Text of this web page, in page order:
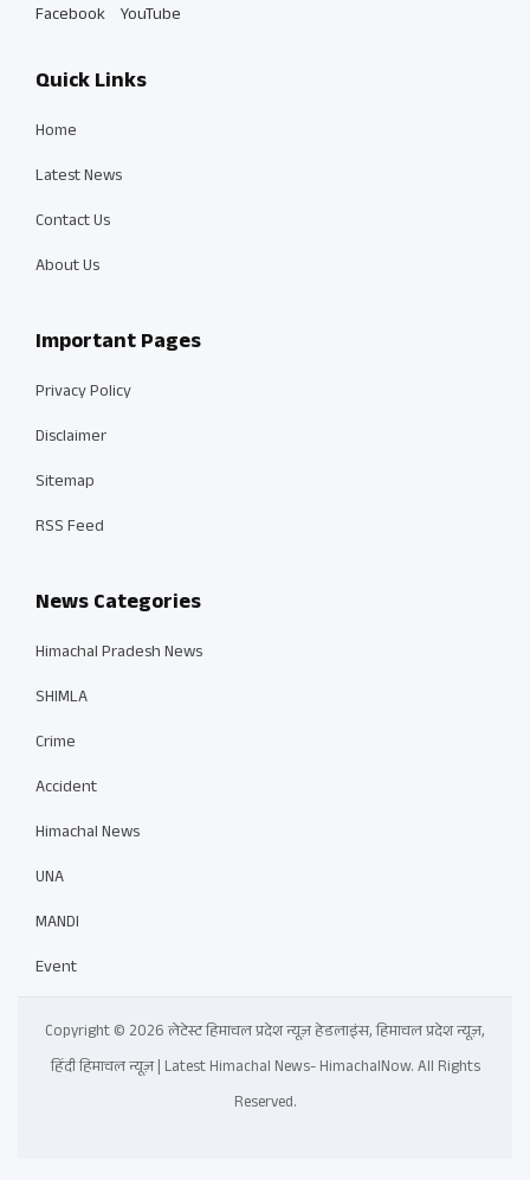
Facebook YouTube
Quick Links
Home
Latest News
Contact Us
About Us
Important Pages
Privacy Policy
Disclaimer
Sitemap
RSS Feed
News Categories
Himachal Pradesh News
SHIMLA
Crime
Accident
Himachal News
UNA
MANDI
Event
Copyright © 2026 लेटेस्ट हिमाचल प्रदेश न्यूज़ हेडलाइंस, हिमाचल प्रदेश न्यूज़,
हिंदी हिमाचल न्यूज़ | Latest Himachal News- HimachalNow. All Rights
Reserved.